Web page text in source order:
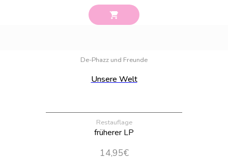
De-Phazz und Freunde
Unsere Welt
Restauflage
früherer LP
14,95€